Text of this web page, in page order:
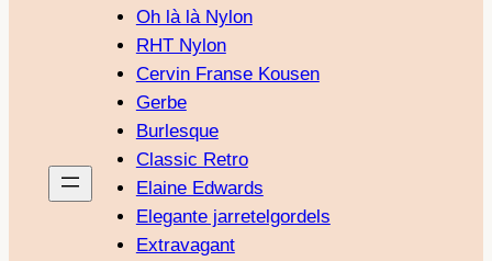
Oh là là Nylon
RHT Nylon
Cervin Franse Kousen
Gerbe
Burlesque
Classic Retro
Elaine Edwards
Elegante jarretelgordels
Extravagant